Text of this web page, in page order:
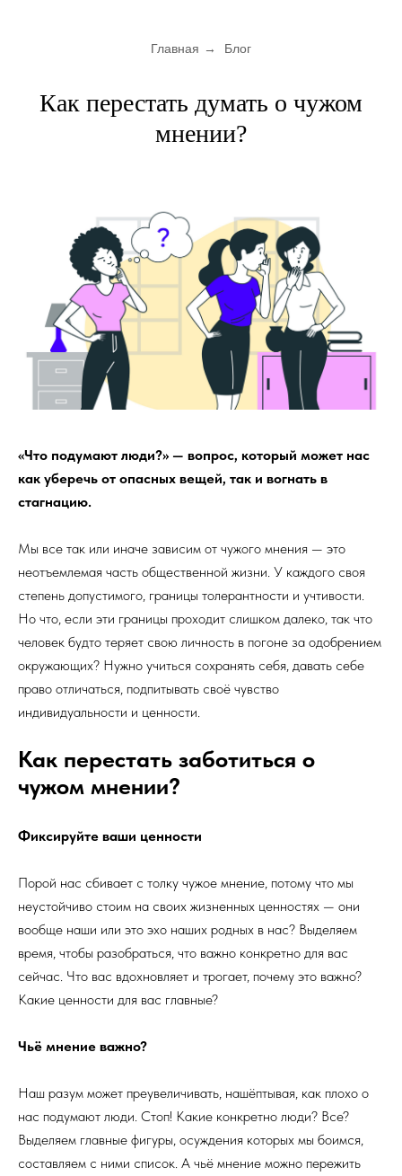
Главная → Блог
Как перестать думать о чужом
мнении?
«Что подумают люди?» — вопрос, который может нас
как уберечь от опасных вещей, так и вогнать в
стагнацию.
Мы все так или иначе зависим от чужого мнения — это
неотъемлемая часть общественной жизни. У каждого своя
степень допустимого, границы толерантности и учтивости.
Но что, если эти границы проходит слишком далеко, так что
человек будто теряет свою личность в погоне за одобрением
окружающих? Нужно учиться сохранять себя, давать себе
право отличаться, подпитывать своё чувство
индивидуальности и ценности.
Как перестать заботиться о
чужом мнении?
Фиксируйте ваши ценности
Порой нас сбивает с толку чужое мнение, потому что мы
неустойчиво стоим на своих жизненных ценностях — они
вообще наши или это эхо наших родных в нас? Выделяем
время, чтобы разобраться, что важно конкретно для вас
сейчас. Что вас вдохновляет и трогает, почему это важно?
Какие ценности для вас главные?
Чьё мнение важно?
Наш разум может преувеличивать, нашёптывая, как плохо о
нас подумают люди. Стоп! Какие конкретно люди? Все?
Выделяем главные фигуры, осуждения которых мы боимся,
составляем с ними список. А чьё мнение можно пережить